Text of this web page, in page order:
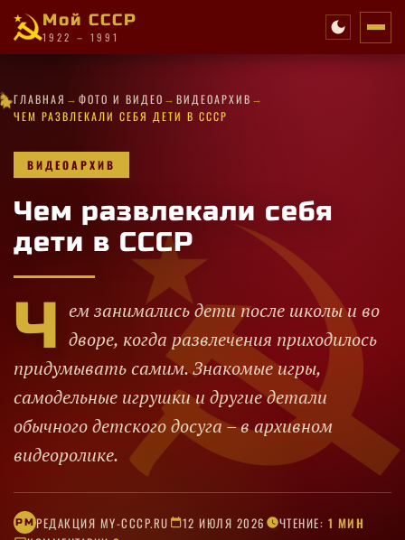
Мой СССР
1922 – 1991
··
·★
·★
·✦
·
★
✧
★
·
··
★
★
·✦
★
✧
✧
·★
★
★
✦ГЛАВНАЯ → ФОТО И ВИДЕО → ВИДЕОАРХИВ →
ЧЕМ РАЗВЛЕКАЛИ СЕБЯ ДЕТИ В СССР
ВИДЕОАРХИВ
Чем развлекали себя
дети в СССР
Ч ем занимались дети после школы и во
дворе, когда развлечения приходилось
придумывать самим. Знакомые игры,
самодельные игрушки и другие детали
обычного детского досуга – в архивном
видеоролике.
РM РЕДАКЦИЯ MY-CCCP.RU 12 ИЮЛЯ 2026 ЧТЕНИЕ: 1 МИН